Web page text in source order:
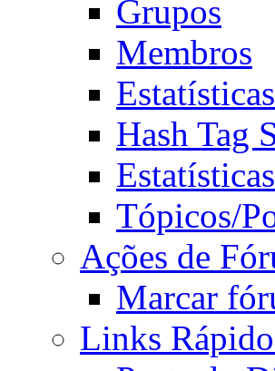
Grupos
Membros
Hash Tag
Tópicos/
Ações de
Marcar
Links